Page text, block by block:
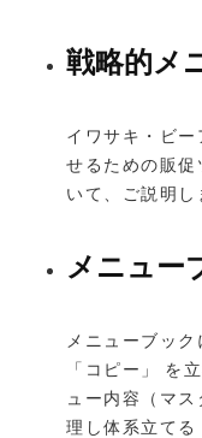
戦略的メ
イワサキ・ビ
せるための販
いて、ご説明し
メニュー
メニューブッ
「コピー」 を
ュー内容（マ
理し体系立て